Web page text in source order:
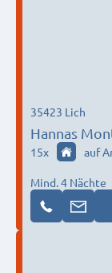
Hannas
35423 Lich
15x auf
Mind. 4 Nächte